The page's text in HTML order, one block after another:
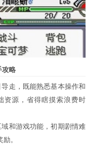
略
走，既能熟悉基本操作和
资源，省得瞎摸索浪费时
和游戏功能，初期剧情难
。